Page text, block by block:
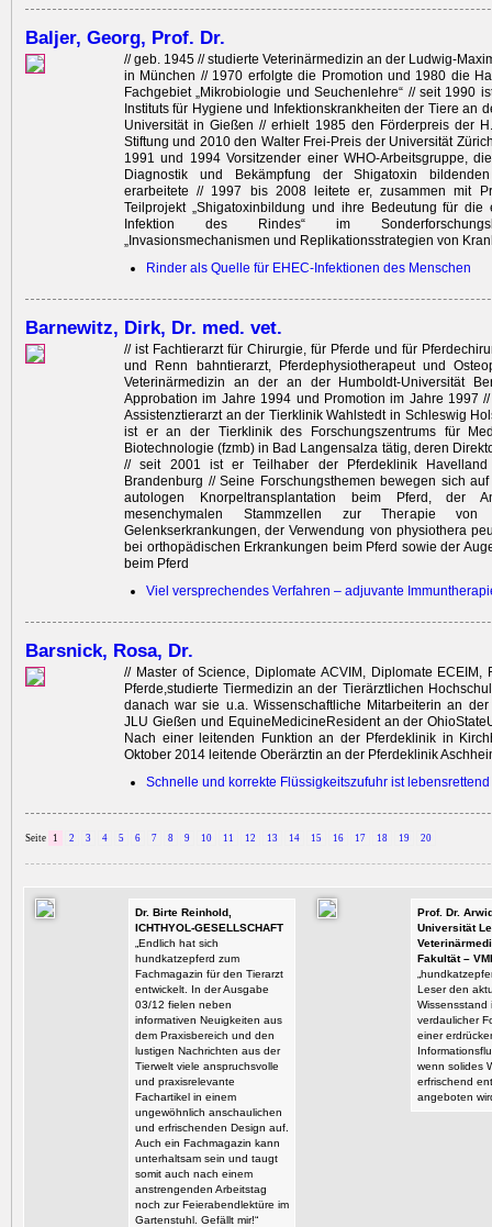
Baljer, Georg, Prof. Dr.
// geb. 1945 // studierte Veterinärmedizin an der Ludwig-
in München // 1970 erfolgte die Promotion und 1980 die
Fachgebiet „Mikrobiologie und Seuchenlehre“ // seit 1990
Instituts für Hygiene und Infektionskrankheiten der Tiere an
Universität in Gießen // erhielt 1985 den Förderpreis der
Stiftung und 2010 den Walter Frei-Preis der Universität
1991 und 1994 Vorsitzender einer WHO-Arbeitsgruppe,
Diagnostik und Bekämpfung der Shigatoxin
erarbeitete // 1997 bis 2008 leitete er, zusammen mit
Teilprojekt „Shigatoxinbildung und ihre Bedeutung für die
Infektion des Rindes“ im
„Invasionsmechanismen und Replikationsstrategien von
Rinder als Quelle für EHEC-Infektionen des Menschen
Barnewitz, Dirk, Dr. med. vet.
// ist Fachtierarzt für Chirurgie, für Pferde und für
und Renn bahntierarzt, Pferdephysiotherapeut und
Veterinärmedizin an der an der Humboldt-Universität
Approbation im Jahre 1994 und Promotion im Jahre 1997
Assistenztierarzt an der Tierklinik Wahlstedt in Schleswig
ist er an der Tierklinik des Forschungszentrums für
Biotechnologie (fzmb) in Bad Langensalza tätig, deren
// seit 2001 ist er Teilhaber der Pferdeklinik
Brandenburg // Seine Forschungsthemen bewegen sich
autologen Knorpeltransplantation beim Pferd, der
mesenchymalen Stammzellen zur Therapie
Gelenkserkrankungen, der Verwendung von physiothera
bei orthopädischen Erkrankungen beim Pferd sowie der
beim Pferd
Viel versprechendes Verfahren – adjuvante
Barsnick, Rosa, Dr.
// Master of Science, Diplomate ACVIM, Diplomate ECEIM,
Pferde,studierte Tiermedizin an der Tierärztlichen
danach war sie u.a. Wissenschaftliche ­Mitarbeiterin an
JLU ­Gießen und EquineMedicineResident an der
Nach einer leitenden Funktion an der Pferdeklinik in
Oktober 2014 leitende Oberärztin an der Pferdeklinik
Schnelle und korrekte Flüssigkeitszufuhr ist lebensrettend
Seite 1 2 3 4 5 6 7 8 9 10 11 12 13 14 15 16 17 18 19 20
Dr. Birte Reinhold,
ICHTHYOL-GESELLSCHAFT
„Endlich hat sich
hundkatzepferd zum
Fachmagazin für den Tierarzt
entwickelt. In der Ausgabe
03/12 fielen neben
informativen Neuigkeiten aus
dem Praxisbereich und den
lustigen Nachrichten aus der
Tierwelt viele anspruchsvolle
und praxisrelevante
Fachartikel in einem
ungewöhnlich anschaulichen
und erfrischenden Design auf.
Auch ein Fachmagazin kann
unterhaltsam sein und taugt
somit auch nach einem
anstrengenden Arbeitstag
noch zur Feierabendlektüre im
Gartenstuhl. Gefällt mir!“
Prof. Dr.
Universität
Fakultät –
Leser den
Wissensstand
verdaulicher
einer
wenn solides
erfrischend
angeboten